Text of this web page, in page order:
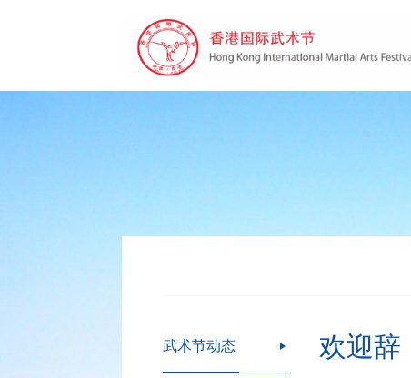
武术节动态  欢迎辞